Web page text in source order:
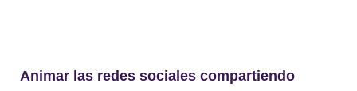
Animar las redes sociales compartiendo